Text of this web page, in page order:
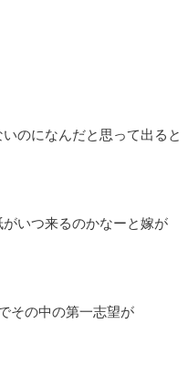
のになんだと思って出ると
いつ来るのかなーと嫁が
その中の第一志望が